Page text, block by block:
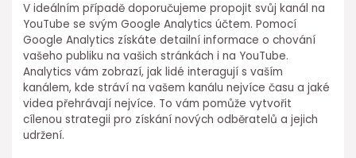
V ideálním případě doporučujeme propojit svůj kanál na
YouTube se svým Google Analytics účtem. Pomocí
Google Analytics získáte detailní informace o chování
vašeho publiku na vašich stránkách i na YouTube.
Analytics vám zobrazí, jak lidé interagují s vaším
kanálem, kde stráví na vašem kanálu nejvíce času a jaké
videa přehrávají nejvíce. To vám pomůže vytvořit
cílenou strategii pro získání nových odběratelů a jejich
udržení.